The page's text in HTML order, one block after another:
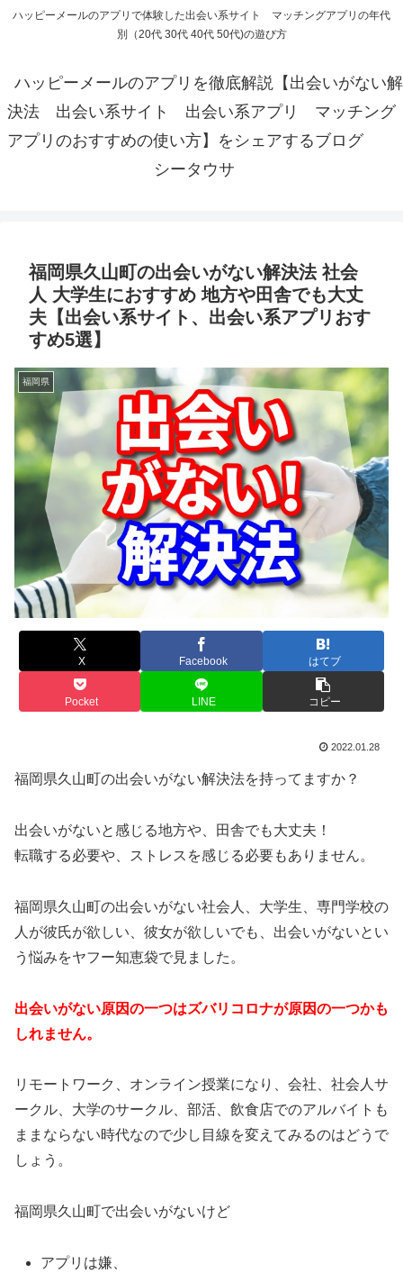
ハッピーメールのアプリで体験した出会い系サイト マッチングアプリの年代
別（20代 30代 40代 50代)の遊び方
ハッピーメールのアプリを徹底解説【出会いがない解
決法 出会い系サイト 出会い系アプリ マッチング
アプリのおすすめの使い方】をシェアするブログ
シータウサ
福岡県久山町の出会いがない解決法 社会
人 大学生におすすめ 地方や田舎でも大丈
夫【出会い系サイト、出会い系アプリおす
すめ5選】
福岡県
X Facebook はてブ
Pocket LINE コピー
2022.01.28
福岡県久山町の出会いがない解決法を持ってますか？
出会いがないと感じる地方や、田舎でも大丈夫！
転職する必要や、ストレスを感じる必要もありません。
福岡県久山町の出会いがない社会人、大学生、専門学校の
人が彼氏が欲しい、彼女が欲しいでも、出会いがないとい
う悩みをヤフー知恵袋で見ました。
出会いがない原因の一つはズバリコロナが原因の一つかも
しれません。
リモートワーク、オンライン授業になり、会社、社会人サ
ークル、大学のサークル、部活、飲食店でのアルバイトも
ままならない時代なので少し目線を変えてみるのはどうで
しょう。
福岡県久山町で出会いがないけど
アプリは嫌、